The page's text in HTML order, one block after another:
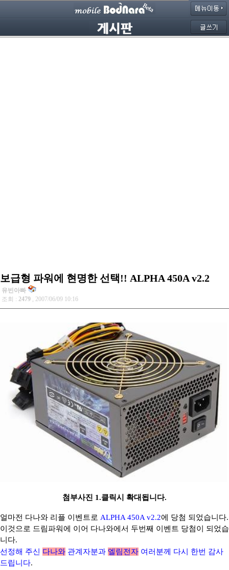
보급형 파워에 현명한 선택!! ALPHA 450A v2.2
유빈아빠
조회 : 2479 , 2007/06/09 10:16
첨부사진 1.클릭시 확대됩니다.
얼마전 다나와 리플 이벤트로 ALPHA 450A v2.2에 당첨 되었습니다.
이것으로 드림파워에 이어 다나와에서 두번째 이벤트 당첨이 되었습
니다.
선정해 주신 다나와 관계자분과 엘림전자 여러분께 다시 한번 감사
드립니다.